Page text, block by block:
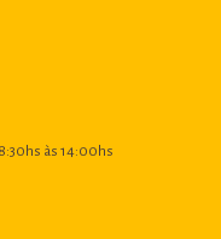
às 14:00hs